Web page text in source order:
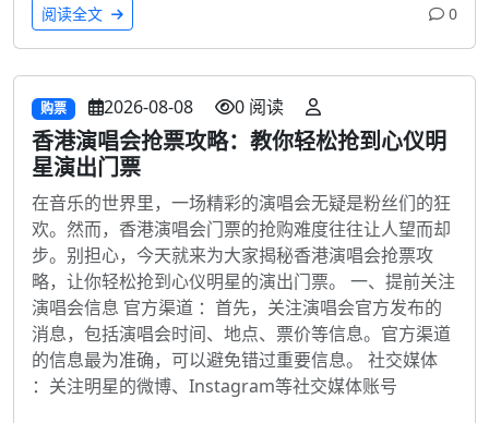
阅读全文 0
购票 2026-08-08 0 阅读
香港演唱会抢票攻略：教你轻松抢到心仪明
星演出门票
在音乐的世界里，一场精彩的演唱会无疑是粉丝们的狂
欢。然而，香港演唱会门票的抢购难度往往让人望而却
步。别担心，今天就来为大家揭秘香港演唱会抢票攻
略，让你轻松抢到心仪明星的演出门票。 一、提前关注
演唱会信息 官方渠道 ：首先，关注演唱会官方发布的
消息，包括演唱会时间、地点、票价等信息。官方渠道
的信息最为准确，可以避免错过重要信息。 社交媒体
：关注明星的微博、Instagram等社交媒体账号